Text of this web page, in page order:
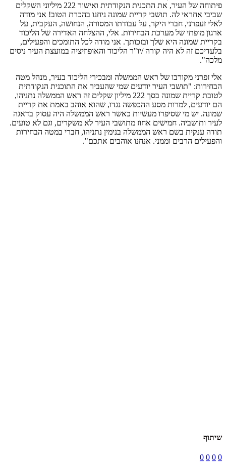
פיתוחה של העיר, את התכנית הנקודתית ואישור 222 מיליוני השקלים
שביבי אחראי לה. תושבי קריית שמונה ניחנו בהכרת הטוב! אני מודה
לאלי זעפרני, חברי היקר, על עבודתו המסורה, הנחושה, העקבית, על
ארגון מופתי של מערכת הבחירות. אלי, ההצלחה האדירה של הליכוד
בקריית שמונה היא שלך ובזכותך. אני מודה לכל התומכים והפעילים,
בלעדיכם זה לא היה קורה /יו"ר הליכוד והאופוזיציה במועצת העיר ניסים
מלכה".
אלי זפרני מקורבו של ראש הממשלה ומבכירי הליכוד בעיר, מנהל מטה
הבחירות: "תושבי העיר יודעים שמי שהעביר את התוכנית הנקודתית
לטובת קריית שמונה בסך 222 מיליון שקלים זה ראש הממשלה נתניהו,
הם יודעים, למרות מסע ההכפשה נגדו, שהוא אוהב באמת את קריית
שמונה. יש מי שסיפרו מעשיות כאשר ראש הממשלה היה עסוק בדאגה
לעיר ותושביה. חמישים אחוז מתושבי העיר לא משקרים, וגם לא טועים.
תודה ענקית בשם ראש הממשלה בנימין נתניהו, חברי במטה הבחירות
והפעילים הרבים וממני. אנחנו אוהבים אתכם".
שיתוף
0
0
0
0